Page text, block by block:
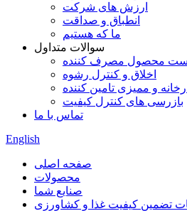
ارزش های شرکت
انطباق و صداقت
ما که هستیم
سوالات متداول
محصول مصرف کننده
اخلاق و کنترل رشوه
و ممیزی تامین کننده
بازرسی های کنترل کیفیت
تماس با ما
English
صفحه اصلی
محصولات
صنایع شما
تضمین کیفیت غذا و کشاورزی